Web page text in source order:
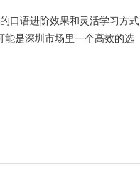
口语进阶效果和灵活学习方式
能是深圳市场里一个高效的选